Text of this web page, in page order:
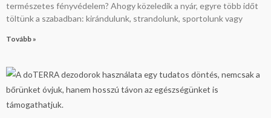
természetes fényvédelem? Ahogy közeledik a nyár, egyre több időt
töltünk a szabadban: kirándulunk, strandolunk, sportolunk vagy
Tovább »